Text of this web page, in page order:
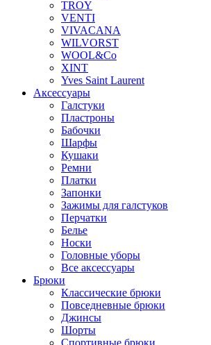
TROY
VENTI
VIVACANA
WILVORST
WOOL&Co
XINT
Yves Saint Laurent
Аксессуары
Галстуки
Пластроны
Бабочки
Шарфы
Кушаки
Ремни
Платки
Запонки
Зажимы для галстуков
Перчатки
Белье
Носки
Головные уборы
Все аксессуары
Брюки
Классические брюки
Повседневные брюки
Джинсы
Шорты
Спортивные брюки